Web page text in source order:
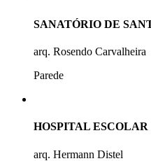
SANATÓRIO DE
arq. Rosendo Carvalheira
Parede
HOSPITAL
arq. Hermann Distel